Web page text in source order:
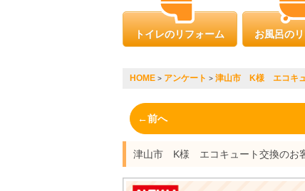
トイレのリフォーム お風呂の
HOME > アンケート > 津山市 K様 エコキュ
←前へ
津山市 K様 エコキュート交換のお